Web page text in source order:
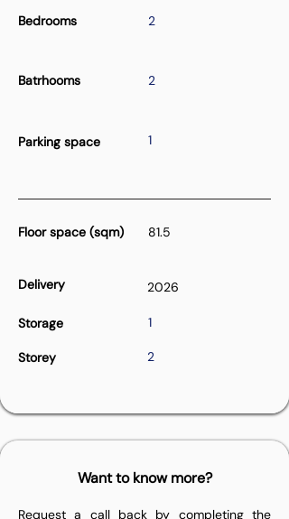
Bedrooms 2
Batrhooms 2
Parking space 1
Floor space (sqm) 81.5
Delivery 2026
Storage 1
Storey 2
Want to know more?
Request a call back by completing the